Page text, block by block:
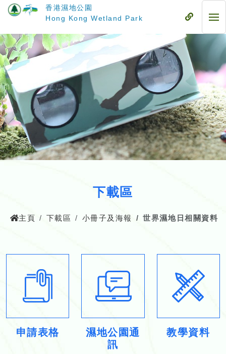
要
內
容
香港濕地公園
Hong Kong Wetland Park
流
式
目
錄
流
動
式
下載區
主頁 下載區 小冊子及海報 世界濕地日相關資料
申請表格
濕地公園通
訊
教學資料